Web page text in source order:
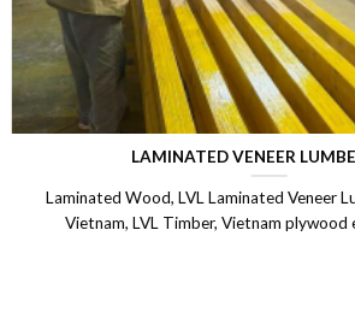
LAMINATED VENEER
Laminated Wood, LVL Laminated Veneer
Vietnam, LVL Timber, Vietnam